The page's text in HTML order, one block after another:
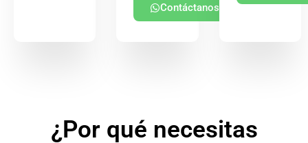
Contáctanos
¿Por qué necesitas